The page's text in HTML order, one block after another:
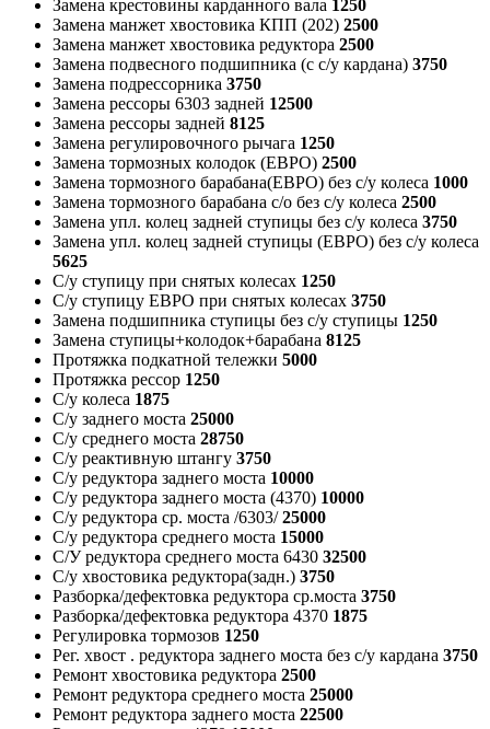
Замена крестовины карданного вала 1250
Замена манжет хвостовика КПП (202) 2500
Замена манжет хвостовика редуктора 2500
Замена подвесного подшипника (с с/у кардана) 3750
Замена подрессорника 3750
Замена рессоры 6303 задней 12500
Замена рессоры задней 8125
Замена регулировочного рычага 1250
Замена тормозных колодок (ЕВРО) 2500
Замена тормозного барабана(ЕВРО) без с/у колеса 1000
Замена тормозного барабана с/о без с/у колеса 2500
Замена упл. колец задней ступицы без с/у колеса 3750
Замена упл. колец задней ступицы (ЕВРО) без с/у колеса
5625
С/у ступицу при снятых колесах 1250
С/у ступицу ЕВРО при снятых колесах 3750
Замена подшипника ступицы без с/у ступицы 1250
Замена ступицы+колодок+барабана 8125
Протяжка подкатной тележки 5000
Протяжка рессор 1250
С/у колеса 1875
С/у заднего моста 25000
С/у среднего моста 28750
С/у реактивную штангу 3750
С/у редуктора заднего моста 10000
С/у редуктора заднего моста (4370) 10000
С/у редуктора ср. моста /6303/25000
С/у редуктора среднего моста 15000
С/У редуктора среднего моста 6430 32500
С/у хвостовика редуктора(задн.) 3750
Разборка/дефектовка редуктора ср.моста 3750
Разборка/дефектовка редуктора 4370 1875
Регулировка тормозов 1250
Рег. хвост . редуктора заднего моста без с/у кардана 3750
Ремонт хвостовика редуктора 2500
Ремонт редуктора среднего моста 25000
Ремонт редуктора заднего моста 22500